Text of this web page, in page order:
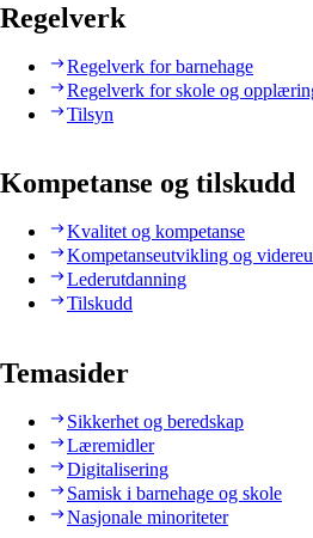
Regelverk
Regelverk for barnehage
Regelverk for skole og
Tilsyn
Kompetanse og tilskudd
Kvalitet og kompetanse
Kompetanseutvikling og
Lederutdanning
Tilskudd
Temasider
Sikkerhet og beredskap
Læremidler
Digitalisering
Samisk i barnehage og skole
Nasjonale minoriteter